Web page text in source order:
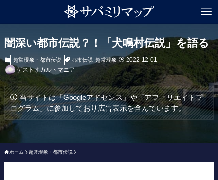
闇深い都市伝説？！「犬鳴村伝説」を語る
超常現象・都市伝説 都市伝説 超常現象
2022-12-01
ゲストオカルトマニア
当サイトは「Googleアドセンス」や「アフィリエイトプ
ログラム」に参加しており広告表示を含んでいます。
ホーム 超常現象・都市伝説